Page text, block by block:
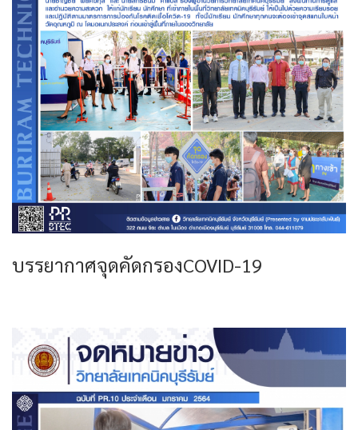
บรรยากาศจุดคัดกรองCOVID-19